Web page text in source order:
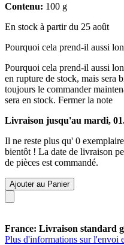
Contenu: 100 g
En stock à partir du 25 août
Pourquoi cela prend-il aussi
Pourquoi cela prend-il aussi
en rupture de stock, mais sera
toujours le commander
sera en stock. Fermer la note
Livraison jusqu'au mardi,
Il ne reste plus qu' 0
bientôt ! La date de livraison
de pièces est commandé.
Ajouter au Panier
France: Livraison standard
Plus d'informations sur l'envoi